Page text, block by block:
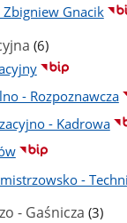
Gnacik
liczba
podstron
(6)
- Rozpoznawcza
- Kadrowa
-
- Gaśnicza liczba
(3)